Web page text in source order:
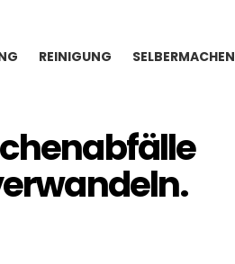
REINIGUNG SELBERMACHEN